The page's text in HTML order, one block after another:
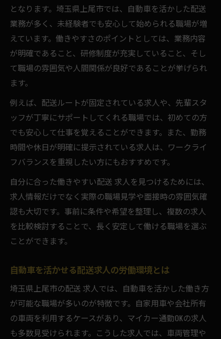
となります。埼玉県上尾市では、自動車を活かした配送
業務が多く、未経験者でも安心して始められる職場が増
えています。働きやすさのポイントとしては、業務内容
が明確であること、研修制度が充実していること、そし
て職場の雰囲気や人間関係が良好であることが挙げられ
ます。
例えば、配送ルートが固定されている求人や、先輩スタ
ッフが丁寧にサポートしてくれる職場では、初めての方
でも安心して仕事を覚えることができます。また、勤務
時間や休日が明確に提示されている求人は、ワークライ
フバランスを重視したい方にもおすすめです。
自分に合った働きやすい配送 求人を見つけるためには、
求人情報だけでなく実際の職場見学や面接時の雰囲気確
認も大切です。事前に条件や希望を整理し、複数の求人
を比較検討することで、長く安定して働ける職場を選ぶ
ことができます。
自動車を活かせる配送求人の労働環境とは
埼玉県上尾市の配送 求人では、自動車を活かした働き方
が可能な職場が多いのが特徴です。自家用車や会社所有
の車両を利用するケースがあり、マイカー通勤OKの求人
も多数見受けられます。こうした求人では、車両管理や